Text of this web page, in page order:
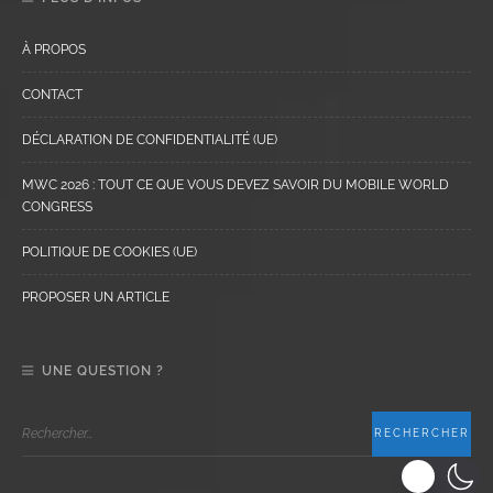
À PROPOS
CONTACT
DÉCLARATION DE CONFIDENTIALITÉ (UE)
MWC 2026 : TOUT CE QUE VOUS DEVEZ SAVOIR DU MOBILE WORLD
CONGRESS
POLITIQUE DE COOKIES (UE)
PROPOSER UN ARTICLE
UNE QUESTION ?